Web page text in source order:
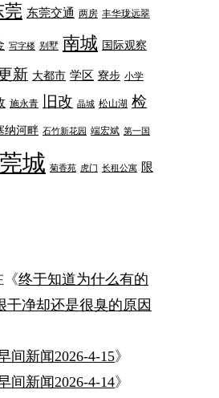
莞 东莞交通 两房 丰华珑远翠
写字楼 别墅 南城 国际观察
新 大都市 学区 寮步 小学
施永青 旧改 晶城 松山湖 检
纳河畔 石竹新花园 端宏斌 第一国
莞城 菊香苑 虎门 长租公寓 限
《终于知道为什么有的
干净却还是很臭的原因
间新闻2026-4-15》
间新闻2026-4-14》